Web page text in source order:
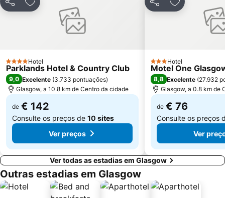
PartilharAdicionar aos favoritos
4 Estrelas
Hotel
Parklands Hotel & Country Club
9,0 Excelente (3.733 pontuações)
Glasgow, a 10.8 km de Centro da cidade
de € 142
Consulte os preços de 10 sites
Ver preços
PartilharAdicionar
3 Estrelas
Hotel
Motel One
8,8 Excelente (27.932
Glasgow, a 0.8 km de
de € 76
Consulte os preços
Ver
Ver todas as estadias em Glasgow
Outras estadias em Glasgow